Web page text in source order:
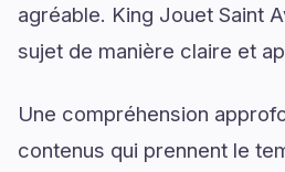
agréable. King Jouet Saint
sujet de manière claire et
Une compréhension
contenus qui prennent le